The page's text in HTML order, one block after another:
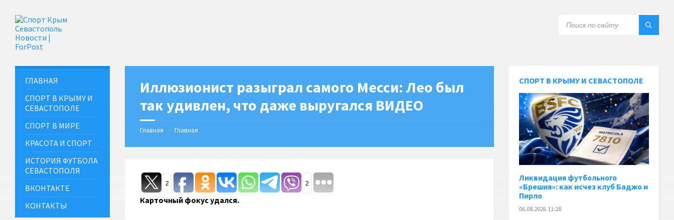
Иллюзионист разыграл самого Месси: Лео был
так удивлен, что даже выругался ВИДЕО
Главная Главная
2 2
Карточный фокус удался.
ГЛАВНАЯ
СПОРТ В КРЫМУ И
СЕВАСТОПОЛЕ
СПОРТ В МИРЕ
КРАСОТА И СПОРТ
ИСТОРИЯ ФУТБОЛА
СЕВАСТОПОЛЯ
ВКОНТАКТЕ
КОНТАКТЫ
СПОРТ В КРЫМУ И СЕВАСТОПОЛЕ
Ликвидация футбольного
«Брешия»: как исчез клуб Баджо и
Пирло
06.08.2026 11:28